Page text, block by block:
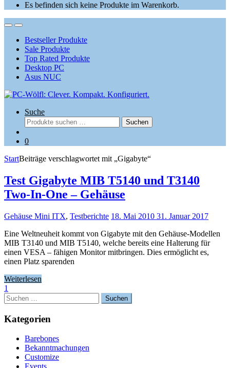
Es befinden sich keine Produkte im Warenkorb.
OpenClose
Bestseller Produkte
Sale Produkte
Top Rated Produkte
Desktop PC
Asus NUC
Suche
Suchen
nach:
Suchen
0
StartBeiträge verschlagwortet mit „Gigabyte“
Test Gigabyte MIB T5140 und T3140
Two-In-One – Gehäuse
Gehäuse Mini ITX, Testberichte 18. Mai 2010 31. Januar 2017
Eine Weltneuheit kommt von Gigabyte mit den Gehäuse-Modellen
MIB T3140 und MIB T5140, welche bereits eine Halterung für
einen VESA – fähigen Monitor mitbringen. Dies ermöglicht es,
einen Platz sparenden
Weiterlesen
1
Suchen
nach:
Kategorien
Barebones
Bekanntmachungen
Customize